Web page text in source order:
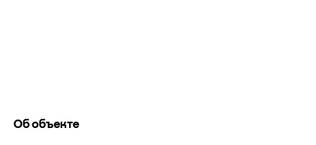
Об объекте